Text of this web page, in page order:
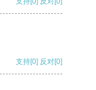
支持[0] 反对[0]